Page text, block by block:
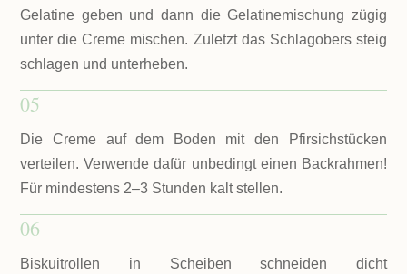
Gelatine geben und dann die Gelatinemischung zügig
unter die Creme mischen. Zuletzt das Schlagobers steig
schlagen und unterheben.
05
Die Creme auf dem Boden mit den Pfirsichstücken
verteilen. Verwende dafür unbedingt einen Backrahmen!
Für mindestens 2–3 Stunden kalt stellen.
06
Biskuitrollen in Scheiben schneiden dicht